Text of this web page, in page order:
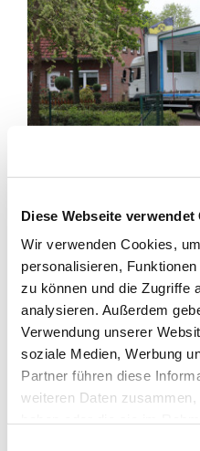
Diese Webseite verwendet
Wir verwenden Cookies,
personalisieren,
zu können und die Zugriffe
analysieren. Außerdem
Verwendung unserer
soziale Medien, Werbung
Partner führen diese
weiteren Daten
Bild
wurde heute demontiert und
„Geschichte“.Hier war als
Regelgruppe im Ü-3-
Wochebeginnen die ersten
notwendigen
Mit neugierigen Blicken
vom Spielplatz aus, wie die
den Container der